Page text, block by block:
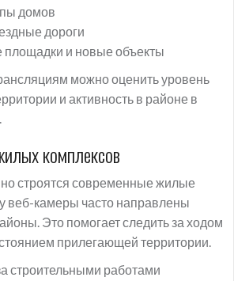
домов
дороги
площадки и новые объекты
можно оценить уровень
и активность в районе в
комплексов
строятся современные жилые
веб-камеры часто направлены
Это помогает следить за ходом
прилегающей территории.
строительными работами